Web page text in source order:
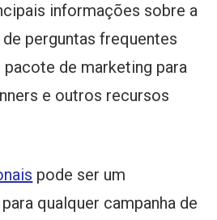
informações sobre a
perguntas frequentes
de marketing para
e outros recursos
pode ser um
qualquer campanha de